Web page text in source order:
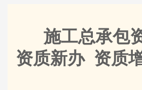
施工总承包
资质新办 资质